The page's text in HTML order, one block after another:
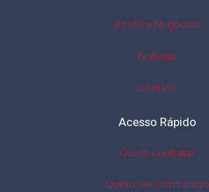
Acelera Negócios
Notícias
Contato
Acesso Rápido
Quero contratar
Quero ser contratado